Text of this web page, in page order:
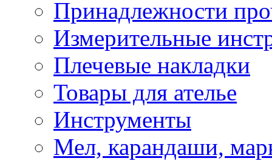
Принадлежности
Измерительные
Плечевые накладки
Товары для ателье
Инструменты
Мел, карандаши,